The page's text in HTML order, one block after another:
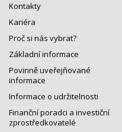
Kontakty
Kariéra
Proč si nás vybrat?
Základní informace
Povinně uveřejňované
informace
Informace o udržitelnosti
Finanční poradci a investiční
zprostředkovatelé